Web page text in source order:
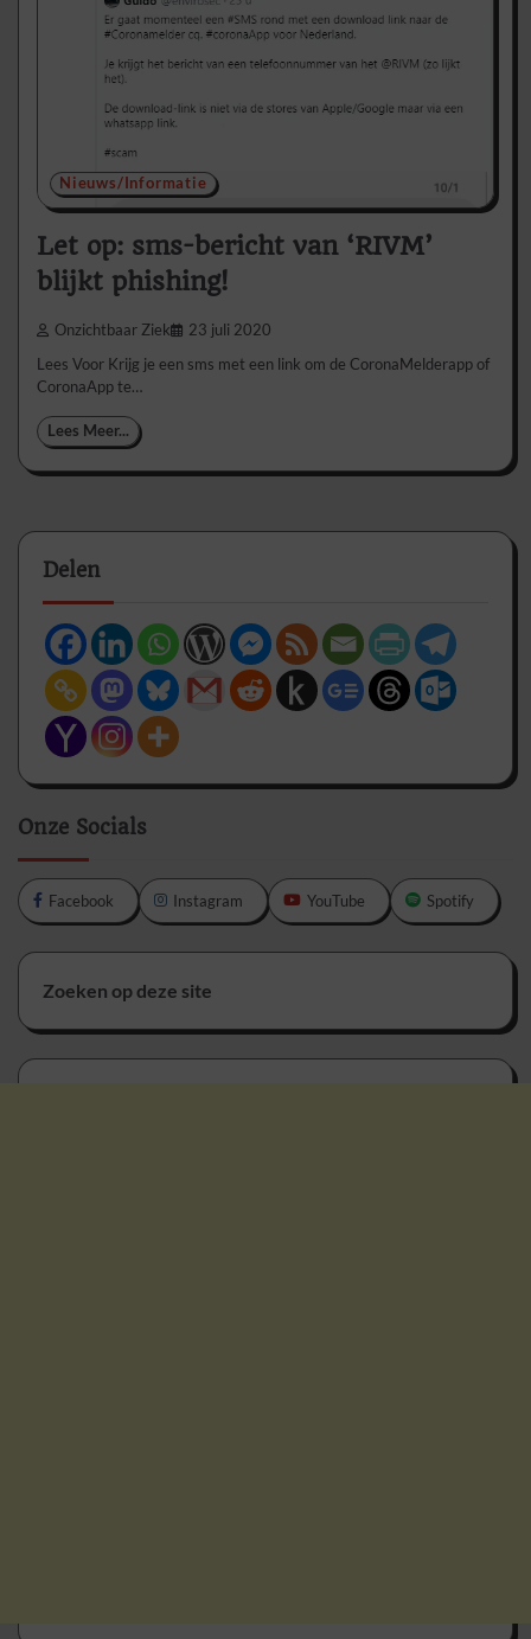
Nieuws/Informatie
Let op: sms-bericht van ‘RIVM’
blijkt phishing!
Onzichtbaar Ziek 23 juli 2020
Lees Voor Krijg je een sms met een link om de CoronaMelderapp of
CoronaApp te…
Lees Meer...
Delen
Onze Socials
Facebook Instagram YouTube Spotify
Zoeken op deze site